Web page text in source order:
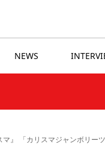
NEWS
』 「カリスマジャンボリー